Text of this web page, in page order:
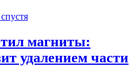
магниты:
удалением части